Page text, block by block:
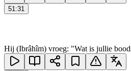
51:31
Hij (Ibrâhîm) vroeg: "Wat is jullie